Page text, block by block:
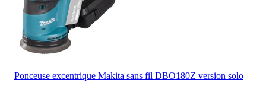
Ponceuse excentrique Makita sans fil DBO180Z version solo